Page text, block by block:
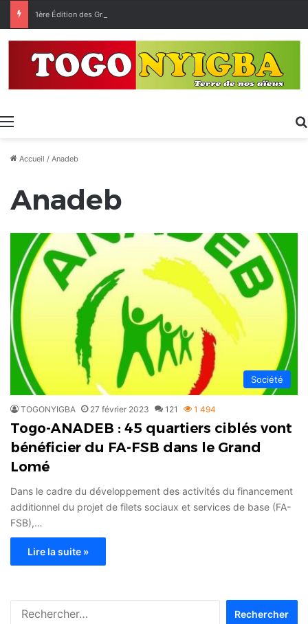
Menu
Accueil / Anadeb
Anadeb
Société
TOGONYIGBA 27 février 2023 121 1 494
Togo-ANADEB : 45 quartiers ciblés vont
bénéficier du FA-FSB dans le Grand
Lomé
Dans le cadre du développement des activités du financement
additionnel du projet de filets sociaux et services de base (FA-
FSB),…
Lire la suite »